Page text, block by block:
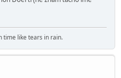
time like tears in rain.